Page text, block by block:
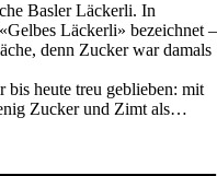
Basler Läckerli. In
Läckerli» bezeichnet –
denn Zucker war damals
heute treu geblieben: mit
Zucker und Zimt als
Sorgfältig ausgewählte,
verleihen unserem